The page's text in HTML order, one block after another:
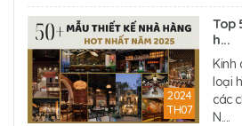
2024
TH07
Top
h...
Kinh
loại
các
N....